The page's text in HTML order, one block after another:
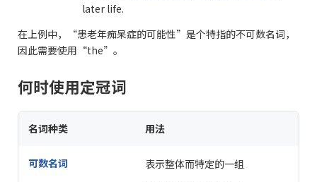
later life.
在上例中，“患老年痴呆症的可能性”是个特指的不可数名词，
因此需要使用“the”。
何时使用定冠词
名词种类 用法
可数名词
表示整体而特定的一组